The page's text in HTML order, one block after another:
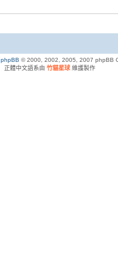
phpBB © 2000, 2002, 2005, 2007 phpBB
正體中文語系由 竹貓星球 維護製作